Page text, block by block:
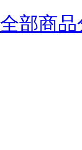
全部商品